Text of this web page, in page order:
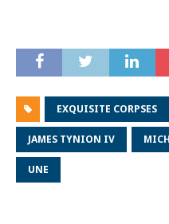
EXQUISITE CORPSES
JAMES TYNION IV
UNE